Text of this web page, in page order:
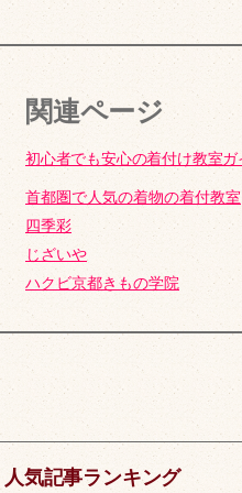
関連ページ
初心者でも安心の着付け教室ガ
首都圏で人気の着物の着付教室
四季彩
じざいや
ハクビ京都きもの学院
人気記事ランキング